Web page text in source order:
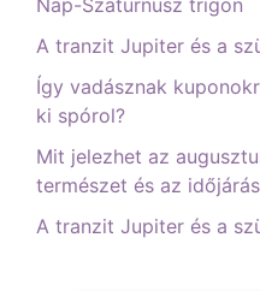
Nap-Szaturnusz trigon
A tranzit Jupiter és a
Így vadásznak
ki spórol?
Mit jelezhet az
természet és az
A tranzit Jupiter és a